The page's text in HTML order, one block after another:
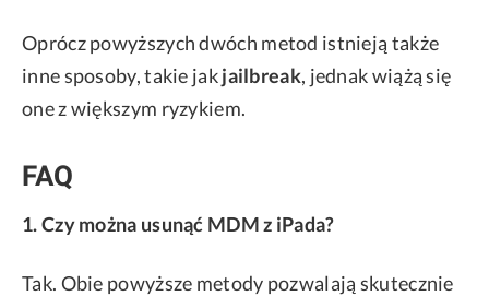
Oprócz powyższych dwóch metod istnieją także
inne sposoby, takie jakjailbreak, jednak wiążą się
one z większym ryzykiem.
FAQ
1. Czy można usunąć MDM z iPada?
Tak. Obie powyższe metody pozwalają skutecznie